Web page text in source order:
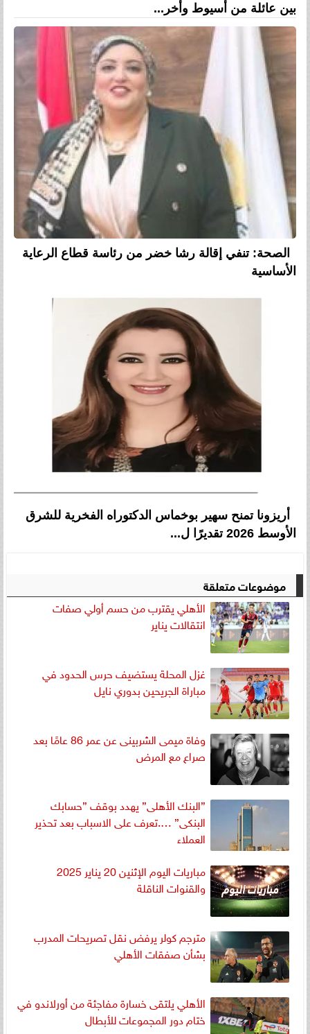
بين عائلة من أسيوط وأخر...
الصحة: تنفي إقالة رشا خضر من رئاسة قطاع الرعاية
الأساسية
أريزونا تمنح سهير بوخماس الدكتوراه الفخرية للشرق
الأوسط 2026 تقديرًا ل...
موضوعات متعلقة
الأهلي يقترب من حسم أولي صفات
انتقالات يناير
غزل المحلة يستضيف حرس الحدود في
مباراة الجريحين بدوري نايل
وفاة ميمى الشربينى عن عمر 86 عامًا بعد
صراع مع المرض
”البنك الأهلى” يهدد بوقف ”حسابك
البنكى” ….تعرف على الاسباب بعد تحذير
العملاء
مباريات اليوم الإثنين 20 يناير 2025
والقنوات الناقلة
مترجم كولر يرفض نقل تصريحات المدرب
بشأن صفقات الأهلي
الأهلي يلتقى خسارة مفاجئة من أورلاندو في
ختام دور المجموعات للأبطال